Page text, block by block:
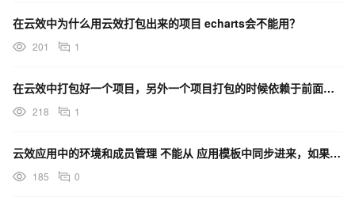
在云效中为什么用云效打包出来的项目 echarts会不能用？
201 1
在云效中打包好一个项目，另外一个项目打包的时候依赖于前面打包的这个项目 每次都需要上传私有库吗？
218 1
云效应用中的环境和成员管理 不能从 应用模板中同步进来，如果增加一个环境，不能批量运维。怎么解决？
185 0